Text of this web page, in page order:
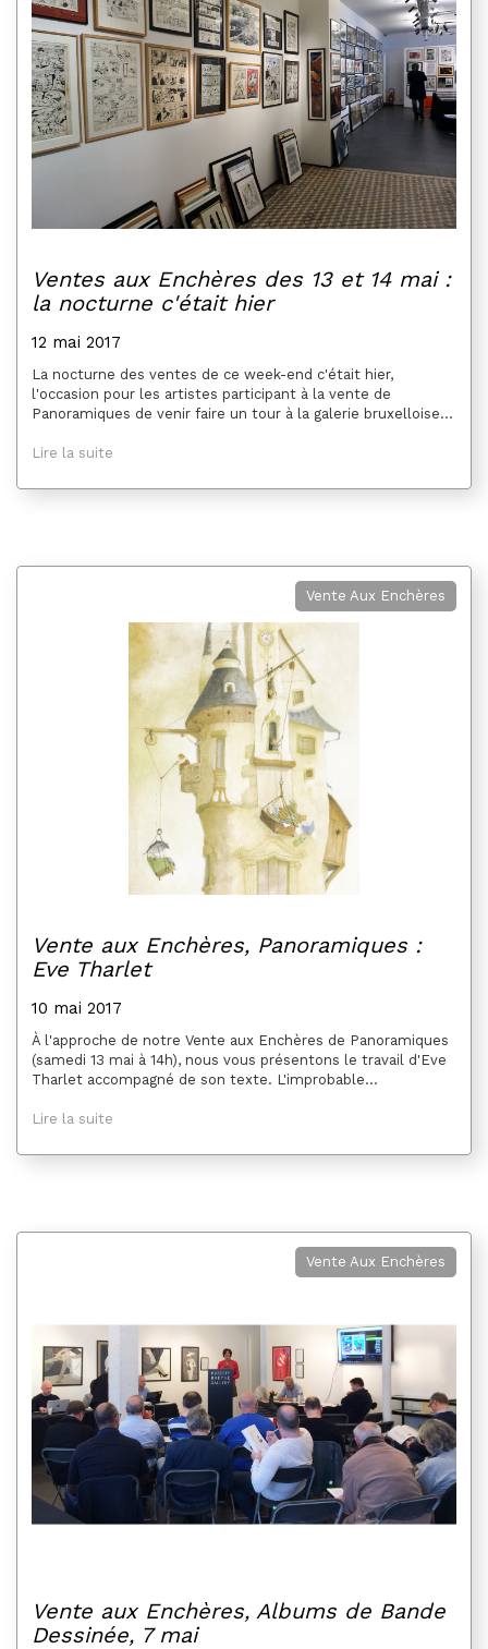
Ventes aux Enchères des 13 et 14 mai :
la nocturne c'était hier
12 mai 2017
La nocturne des ventes de ce week-end c'était hier,
l'occasion pour les artistes participant à la vente de
Panoramiques de venir faire un tour à la galerie bruxelloise...
Lire la suite
Vente Aux Enchères
Vente aux Enchères, Panoramiques :
Eve Tharlet
10 mai 2017
À l'approche de notre Vente aux Enchères de Panoramiques
(samedi 13 mai à 14h), nous vous présentons le travail d'Eve
Tharlet accompagné de son texte. L'improbable...
Lire la suite
Vente Aux Enchères
Vente aux Enchères, Albums de Bande
Dessinée, 7 mai